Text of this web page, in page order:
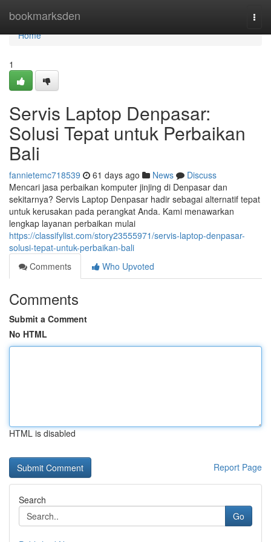
bookmarksden
Home
Home
1
Servis Laptop Denpasar:
Solusi Tepat untuk Perbaikan
Bali
fannietemc718539 61 days ago News
Discuss
Mencari jasa perbaikan komputer jinjing di Denpasar dan
sekitarnya? Servis Laptop Denpasar hadir sebagai alternatif tepat
untuk kerusakan pada perangkat Anda. Kami menawarkan
lengkap layanan perbaikan mulai
https://classifylist.com/story23555971/servis-laptop-denpasar-
solusi-tepat-untuk-perbaikan-bali
Comments
Who Upvoted
Comments
Submit a Comment
No HTML
HTML is disabled
Report Page
Search
Go